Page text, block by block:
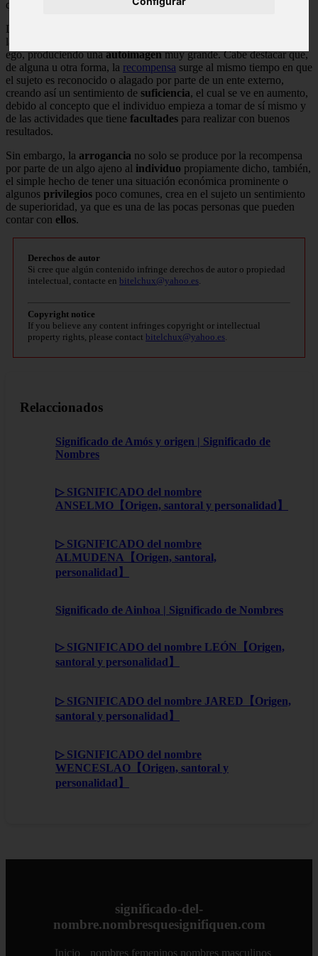
que poseen y que otros, por un graninfortunio
La
la arrogancia es producto de la compensación masiva que se da al
ego, produciendo unaautoimagenmuy grande. Cabe destacar que,
de alguna u otra forma, la recompensa surge al mismo tiempo en que
el sujeto es reconocido o alagado por parte de un ente externo,
creando así un sentimiento de suficiencia, el cual se ve en aumento,
debido al concepto que el individuo empieza a tomar de sí mismo y
de las actividades que tiene facultades para realizar con buenos
resultados.
Sin embargo, la arrogancia no solo se produce por la recompensa
por parte de un algo ajeno al individuo propiamente dicho, también,
el simple hecho de tener una situación económica prominente o
algunos privilegios poco comunes, crea en el sujeto un sentimiento
de superioridad, ya que es una de las pocas personas que pueden
contar con ellos.
Derechos de autor
Si cree que algún contenido infringe derechos de autor o propiedad
intelectual, contacte en bitelchux@yahoo.es
Copyright notice
If you believe any content infringes copyright or intellectual
property rights, please contact bitelchux@yahoo.es
Relaccionados
Significado de Amós y origen | Significado de
Nombres
▷ SIGNIFICADO del nombre
ANSELMO【Origen, santoral y personalidad】
▷ SIGNIFICADO del nombre
ALMUDENA【Origen, santoral,
personalidad】
Significado de Ainhoa | Significado de Nombres
▷ SIGNIFICADO del nombre LEÓN【Origen,
santoral y personalidad】
▷ SIGNIFICADO del nombre JARED【Origen,
santoral y personalidad】
▷ SIGNIFICADO del nombre
WENCESLAO【Origen, santoral y
personalidad】
significado-del-
nombre.nombresquesignifiquen.com
Inicio nombres femeninos nombres masculinos